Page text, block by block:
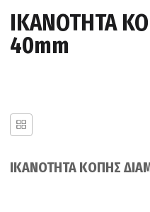
ΙΚΑΝΟΤΗΤΑ
40mm
ΙΚΑΝΟΤΗΤΑ ΚΟΠΗΣ